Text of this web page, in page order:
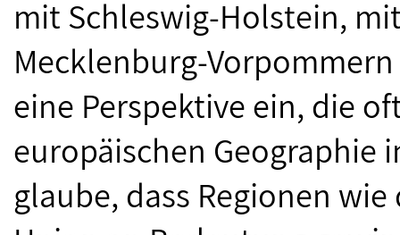
mit Schleswig-Holstein,
Mecklenburg-
eine Perspektive ein, die
europäischen Geographie
glaube, dass Regionen